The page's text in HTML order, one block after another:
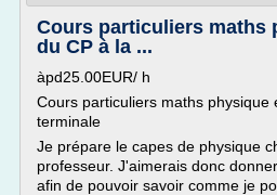
Cours particuliers maths
du CP à la ...
àpd25.00EUR/ h
Cours particuliers maths physique
terminale
Je prépare le capes de physique
professeur. J'aimerais donc
afin de pouvoir savoir comme je